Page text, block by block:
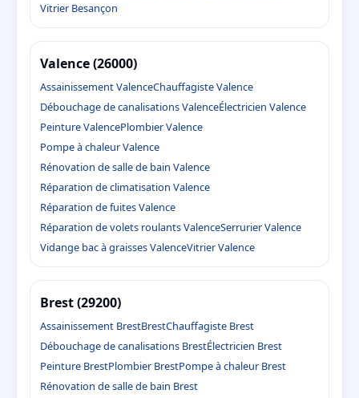
Vitrier Besançon
Valence (26000)
Assainissement ValenceChauffagiste Valence
Débouchage de canalisations ValenceÉlectricien Valence
Peinture ValencePlombier Valence
Pompe à chaleur Valence
Rénovation de salle de bain Valence
Réparation de climatisation Valence
Réparation de fuites Valence
Réparation de volets roulants ValenceSerrurier Valence
Vidange bac à graisses ValenceVitrier Valence
Brest (29200)
Assainissement BrestBrestChauffagiste Brest
Débouchage de canalisations BrestÉlectricien Brest
Peinture BrestPlombier BrestPompe à chaleur Brest
Rénovation de salle de bain Brest